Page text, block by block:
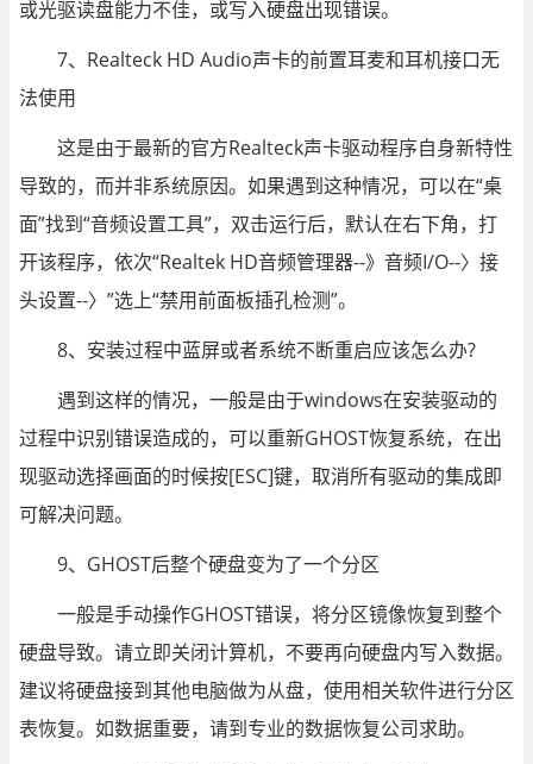
或光驱读盘能力不佳，或写入硬盘出现错误。
7、Realteck HD Audio声卡的前置耳麦和耳机接口无
法使用
这是由于最新的官方Realteck声卡驱动程序自身新特性
导致的，而并非系统原因。如果遇到这种情况，可以在“桌
面”找到“音频设置工具”，双击运行后，默认在右下角，打
开该程序，依次“Realtek HD音频管理器--》音频I/O--〉接
头设置--〉”选上“禁用前面板插孔检测”。
8、安装过程中蓝屏或者系统不断重启应该怎么办?
遇到这样的情况，一般是由于windows在安装驱动的
过程中识别错误造成的，可以重新GHOST恢复系统，在出
现驱动选择画面的时候按[ESC]键，取消所有驱动的集成即
可解决问题。
9、GHOST后整个硬盘变为了一个分区
一般是手动操作GHOST错误，将分区镜像恢复到整个
硬盘导致。请立即关闭计算机，不要再向硬盘内写入数据。
建议将硬盘接到其他电脑做为从盘，使用相关软件进行分区
表恢复。如数据重要，请到专业的数据恢复公司求助。